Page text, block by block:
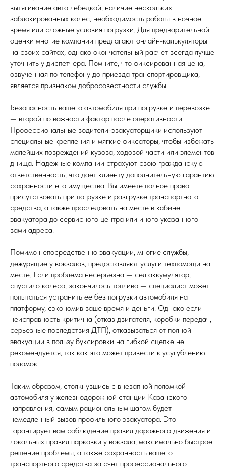
вытягивание авто лебедкой, наличие нескольких
заблокированных колес, необходимость работы в ночное
время или сложные условия погрузки. Для предварительной
оценки многие компании предлагают онлайн-калькуляторы
на своих сайтах, однако окончательный расчет всегда лучше
уточнить у диспетчера. Помните, что фиксированная цена,
озвученная по телефону до приезда транспортировщика,
является признаком добросовестности службы.
Безопасность вашего автомобиля при погрузке и перевозке
— второй по важности фактор после оперативности.
Профессиональные водители-эвакуаторщики используют
специальные крепления и мягкие фиксаторы, чтобы избежать
малейших повреждений кузова, ходовой части или элементов
днища. Надежные компании страхуют свою гражданскую
ответственность, что дает клиенту дополнительную гарантию
сохранности его имущества. Вы имеете полное право
присутствовать при погрузке и разгрузке транспортного
средства, а также проследовать на месте в кабине
эвакуатора до сервисного центра или иного указанного
вами адреса.
Помимо непосредственно эвакуации, многие службы,
дежурящие у вокзалов, предоставляют услуги техпомощи на
месте. Если проблема несерьезна — сел аккумулятор,
спустило колесо, закончилось топливо — специалист может
попытаться устранить ее без погрузки автомобиля на
платформу, сэкономив ваше время и деньги. Однако если
неисправность критична (отказ двигателя, коробки передач,
серьезные последствия ДТП), отказываться от полной
эвакуации в пользу буксировки на гибкой сцепке не
рекомендуется, так как это может привести к усугублению
поломок.
Таким образом, столкнувшись с внезапной поломкой
автомобиля у железнодорожной станции Казанского
направления, самым рациональным шагом будет
немедленный вызов профильного эвакуатора. Это
гарантирует вам соблюдение правил дорожного движения и
локальных правил парковки у вокзала, максимально быстрое
решение проблемы, а также сохранность вашего
транспортного средства за счет профессионального